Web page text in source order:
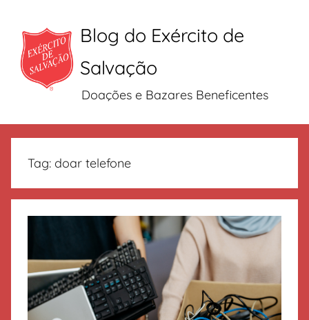
conteúdo
Blog do Exército de
Salvação
Doações e Bazares Beneficentes
Tag: doar telefone